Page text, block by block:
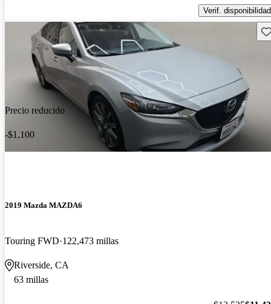
Verif. disponibilidad
Precio reducido
-$1,100
2019 Mazda MAZDA6
Touring FWD 122,473 millas
Riverside, CA
63 millas